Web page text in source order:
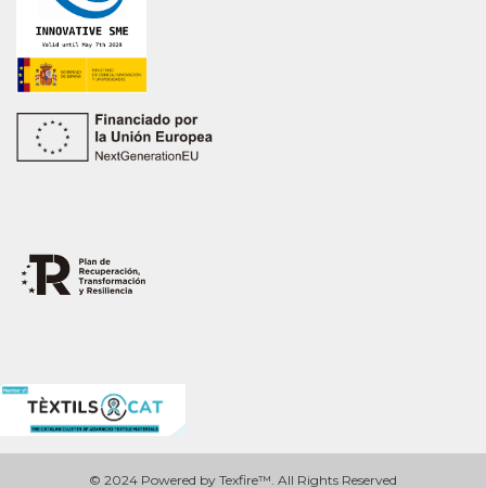
© 2024 Powered by Texfire™. All Rights Reserved